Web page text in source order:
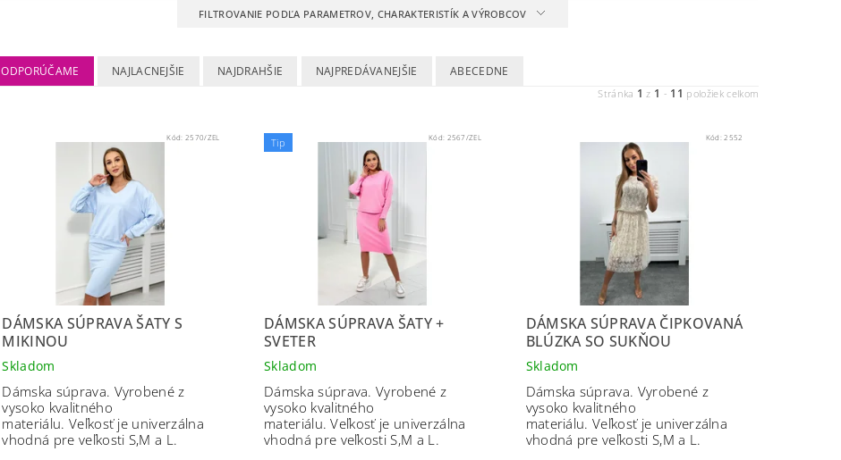
FILTROVANIE PODĽA PARAMETROV, CHARAKTERISTÍK A VÝROBCOV
ODPORÚČAME NAJLACNEJŠIE NAJDRAHŠIE NAJPREDÁVANEJŠIE ABECEDNE
Stránka 1 z 1 - 11 položiek celkom
Kód: 2570/ZEL
DÁMSKA SÚPRAVA ŠATY S
MIKINOU
Skladom
Dámska súprava. Vyrobené z
vysoko kvalitného
materiálu. Veľkosť je univerzálna
vhodná pre veľkosti S,M a L.
Tip Kód: 2567/ZEL
DÁMSKA SÚPRAVA ŠATY +
SVETER
Skladom
Dámska súprava. Vyrobené z
vysoko kvalitného
materiálu. Veľkosť je univerzálna
vhodná pre veľkosti S,M a L.
Kód:2552
DÁMSKA SÚPRAVA ČIPKOVANÁ
BLÚZKA SO SUKŇOU
Skladom
Dámska súprava. Vyrobené z
vysoko kvalitného
materiálu. Veľkosť je univerzálna
vhodná pre veľkosti S,M a L.